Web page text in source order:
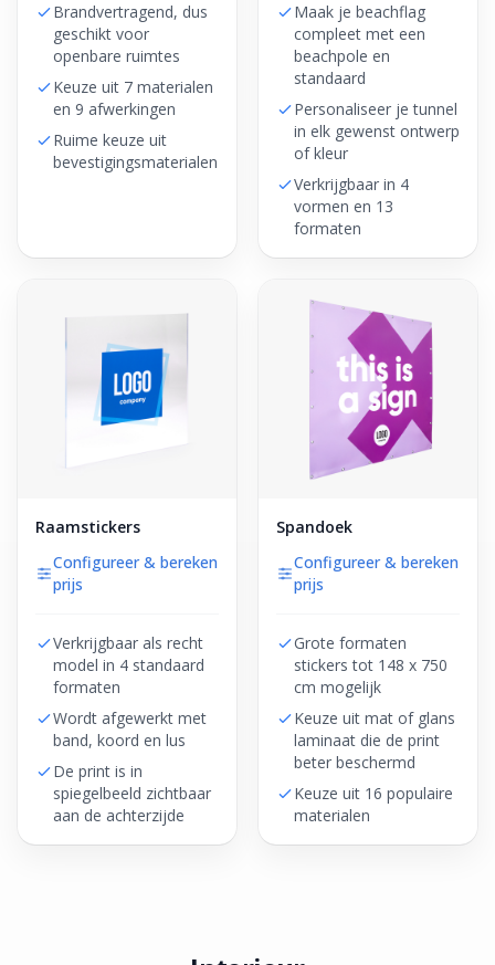
Brandvertragend, dus
geschikt voor
openbare ruimtes
Keuze uit 7 materialen
en 9 afwerkingen
Ruime keuze uit
bevestigingsmaterialen
Maak je beachflag
compleet met een
beachpole en
standaard
Personaliseer je tunnel
in elk gewenst ontwerp
of kleur
Verkrijgbaar in 4
vormen en 13
formaten
Raamstickers
Configureer & bereken
prijs
Verkrijgbaar als recht
model in 4 standaard
formaten
Wordt afgewerkt met
band, koord en lus
De print is in
spiegelbeeld zichtbaar
aan de achterzijde
Spandoek
Configureer & bereken
prijs
Grote formaten
stickers tot 148 x 750
cm mogelijk
Keuze uit mat of glans
laminaat die de print
beter beschermd
Keuze uit 16 populaire
materialen